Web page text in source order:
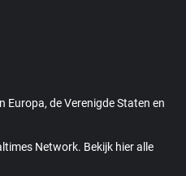
Europa, de Verenigde Staten en
Network. Bekijk hier alle